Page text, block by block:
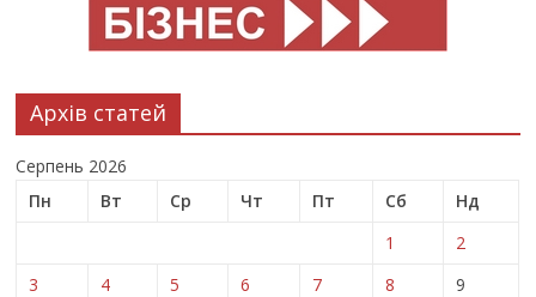
Архів статей
Серпень 2026
Пн
Вт Ср Чт Пт Сб
Нд
1
2
3
4 5 6 7 8
9